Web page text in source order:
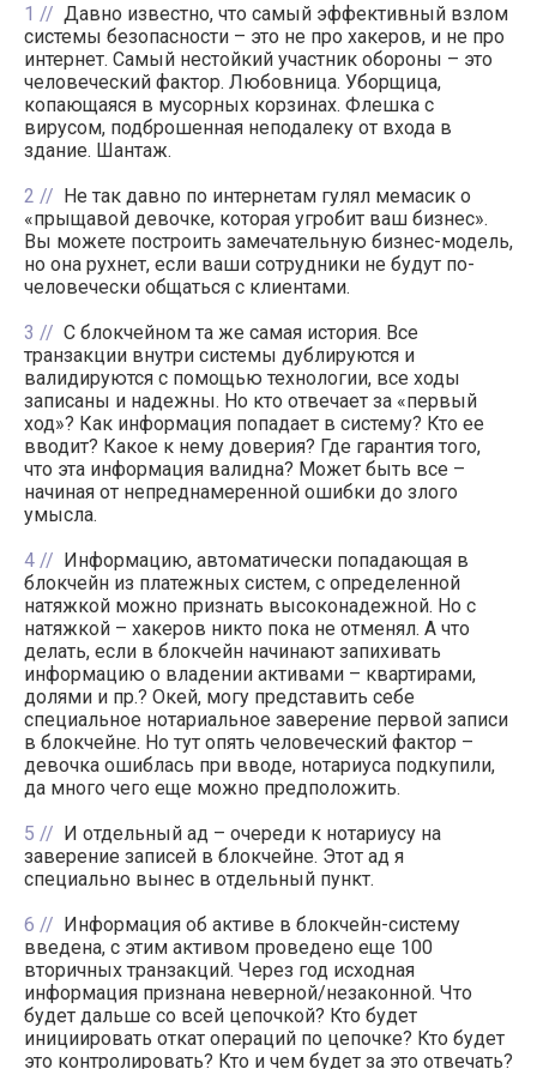
1
Давно известно, что самый эффективный взлом
системы безопасности – это не про хакеров, и не про
интернет. Самый нестойкий участник обороны – это
человеческий фактор. Любовница. Уборщица,
копающаяся в мусорных корзинах. Флешка с
вирусом, подброшенная неподалеку от входа в
здание. Шантаж.
2
Не так давно по интернетам гулял мемасик о
«прыщавой девочке, которая угробит ваш бизнес».
Вы можете построить замечательную бизнес-модель,
но она рухнет, если ваши сотрудники не будут по-
человечески общаться с клиентами.
3
С блокчейном та же самая история. Все
транзакции внутри системы дублируются и
валидируются с помощью технологии, все ходы
записаны и надежны. Но кто отвечает за «первый
ход»? Как информация попадает в систему? Кто ее
вводит? Какое к нему доверия? Где гарантия того,
что эта информация валидна? Может быть все –
начиная от непреднамеренной ошибки до злого
умысла.
4
Информацию, автоматически попадающая в
блокчейн из платежных систем, с определенной
натяжкой можно признать высоконадежной. Но с
натяжкой – хакеров никто пока не отменял. А что
делать, если в блокчейн начинают запихивать
информацию о владении активами – квартирами,
долями и пр.? Окей, могу представить себе
специальное нотариальное заверение первой записи
в блокчейне. Но тут опять человеческий фактор –
девочка ошиблась при вводе, нотариуса подкупили,
да много чего еще можно предположить.
5
И отдельный ад – очереди к нотариусу на
заверение записей в блокчейне. Этот ад я
специально вынес в отдельный пункт.
6
Информация об активе в блокчейн-систему
введена, с этим активом проведено еще 100
вторичных транзакций. Через год исходная
информация признана неверной/незаконной. Что
будет дальше со всей цепочкой? Кто будет
инициировать откат операций по цепочке? Кто будет
это контролировать? Кто и чем будет за это отвечать?